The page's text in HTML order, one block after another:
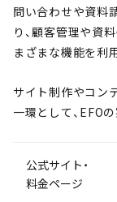
問い合わせや資料
り、顧客管理や資
まざまな機能を利
サイト制作やコン
一環として、EFO
公式サイト・
料金ページ